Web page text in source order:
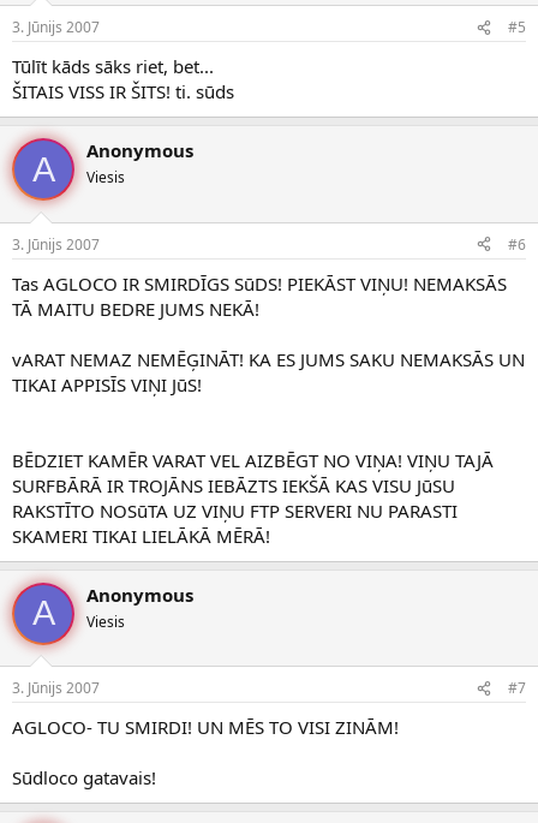
3. Jūnijs 2007 #5
Tūlīt kāds sāks riet, bet...
ŠITAIS VISS IR ŠITS! ti. sūds
A Anonymous
Viesis
3. Jūnijs 2007 #6
Tas AGLOCO IR SMIRDĪGS SūDS! PIEKĀST VIŅU! NEMAKSĀS
TĀ MAITU BEDRE JUMS NEKĀ!
vARAT NEMAZ NEMĒĢINĀT! KA ES JUMS SAKU NEMAKSĀS UN
TIKAI APPISĪS VIŅI JūS!
BĒDZIET KAMĒR VARAT VEL AIZBĒGT NO VIŅA! VIŅU TAJĀ
SURFBĀRĀ IR TROJĀNS IEBĀZTS IEKŠĀ KAS VISU JūSU
RAKSTĪTO NOSūTA UZ VIŅU FTP SERVERI NU PARASTI
SKAMERI TIKAI LIELĀKĀ MĒRĀ!
A Anonymous
Viesis
3. Jūnijs 2007 #7
AGLOCO- TU SMIRDI! UN MĒS TO VISI ZINĀM!
Sūdloco gatavais!